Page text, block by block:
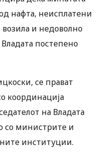
нафта, неисплатени
и недоволно
постепено
се прават
координација
на Владата
со министрите и
институции.